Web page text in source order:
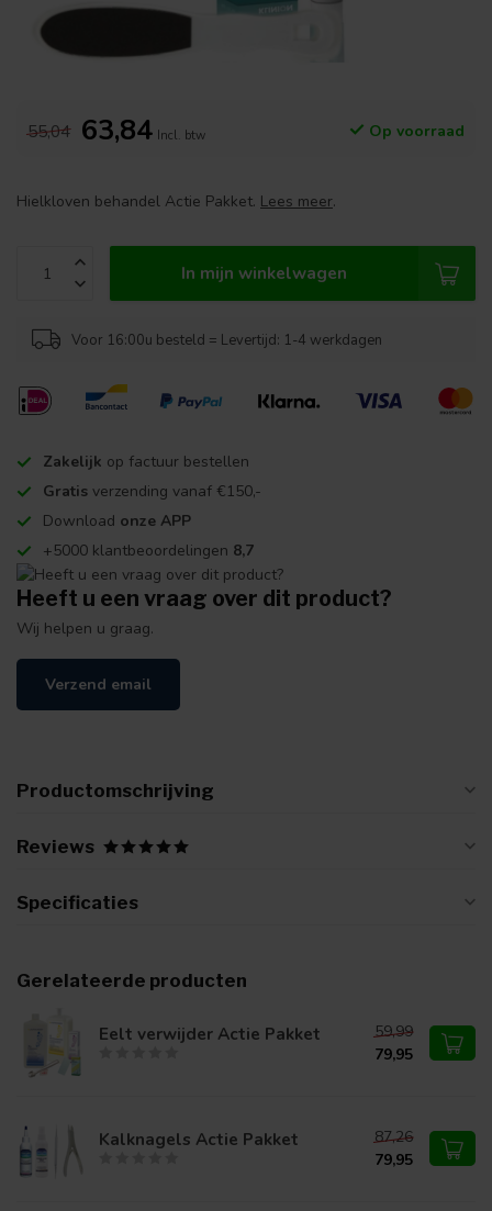
55,04 63,84 Incl. btw Op voorraad
Hielkloven behandel Actie Pakket. Lees meer.
In mijn winkelwagen
Voor 16:00u besteld = Levertijd: 1-4 werkdagen
Zakelijk op factuur bestellen
Gratis verzending vanaf €150,-
Download onze APP
+5000 klantbeoordelingen 8,7
Heeft u een vraag over dit product?
Wij helpen u graag.
Verzend email
Productomschrijving
Reviews
Specificaties
Gerelateerde producten
Eelt verwijder Actie Pakket
59,99
79,95
Kalknagels Actie Pakket
87,26
79,95